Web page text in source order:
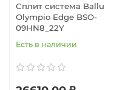
Сплит система Ballu
Olympio Edge BSO-
09HN8_22Y
Есть в наличии